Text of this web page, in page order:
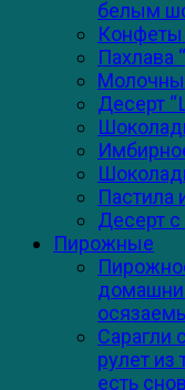
белым
Конфеты
Пахлава
Десерт
Пастила
Десерт
Пирожные
Сарагли
рулет из
есть